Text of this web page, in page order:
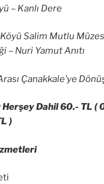
– Kanlı Dere
Salim Mutlu
– Nuri Yamut Anıtı
Çanakkale’ye
Herşey Dahil 60.- TL (
)